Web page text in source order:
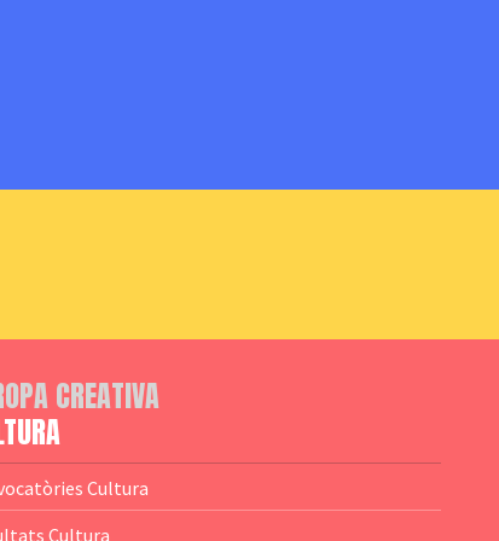
CREATIVA
Cultura
Cultura